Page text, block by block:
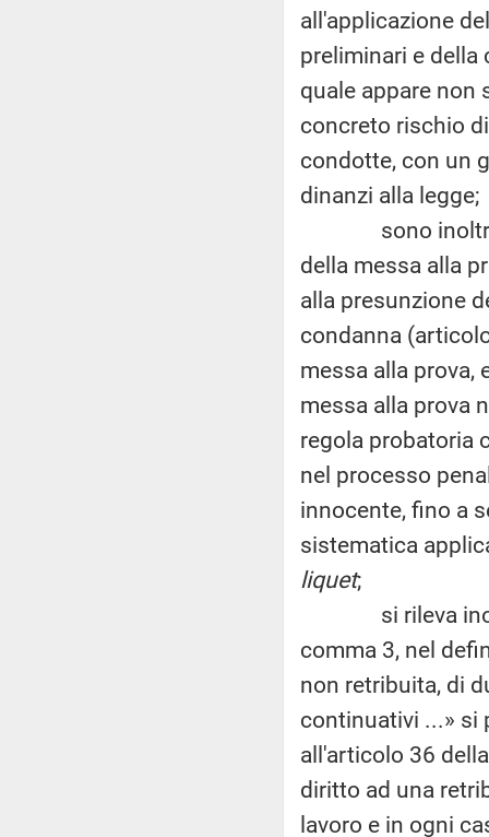
all'applicazione
preliminari e della
quale appare non
concreto rischio
condotte, con un
dinanzi alla legge;
sono inoltre
della messa alla
alla presunzione
condanna
messa alla prova,
messa alla prova
regola probatoria
nel processo
innocente, fino a
sistematica
liquet;
si rileva inoltre
comma 3, nel
non retribuita, di
continuativi ...» si
all'articolo 36
diritto ad una
lavoro e in ogni